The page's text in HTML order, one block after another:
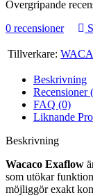
Övergripande
0 recensioner
Tillverkare:
Beskrivning
Recensioner
FAQ (0)
Liknande
Beskrivning
Wacaco Exaflow
som utökar
möjliggör exakt